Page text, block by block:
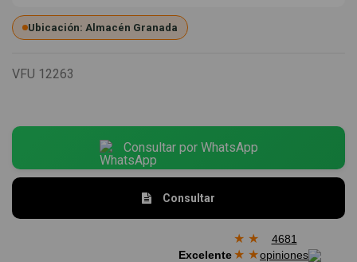
Ubicación: Almacén Granada
VFU 12263
Consultar por WhatsApp
Consultar
Excelente
★ ★
★ ★
4681
opiniones